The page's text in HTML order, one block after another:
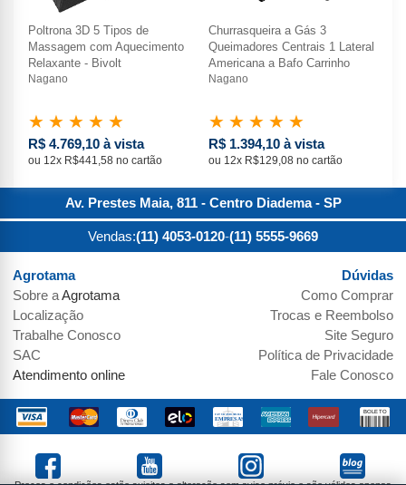
Poltrona 3D 5 Tipos de
Massagem com Aquecimento
Relaxante - Bivolt
Nagano
★ ★ ★ ★ ★
R$ 4.769,10 à vista
ou 12x R$441,58 no cartão
Churrasqueira a Gás 3
Queimadores Centrais 1 Lateral
Americana a Bafo Carrinho
Nagano
★ ★ ★ ★ ★
R$ 1.394,10 à vista
ou 12x R$129,08 no cartão
Av. Prestes Maia, 811 - Centro Diadema- SP
Vendas:(11) 4053-0120-(11) 5555-9669
Agrotama
Sobre aAgrotama
Localização
Trabalhe Conosco
SAC
Atendimento online
Dúvidas
Como Comprar
Trocas e Reembolso
Site Seguro
Política de Privacidade
Fale Conosco